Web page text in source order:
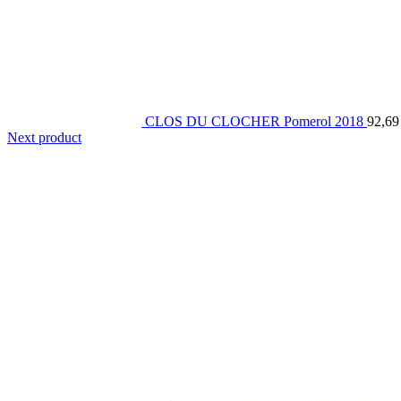
CLOS DU CLOCHER Pomerol 2018 92,69
Next product